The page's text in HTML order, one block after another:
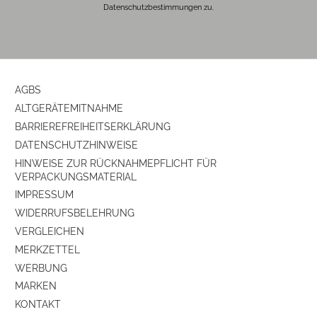
Datenschutzbestimmungen zu.
AGBS
ALTGERÄTEMITNAHME
BARRIEREFREIHEITSERKLÄRUNG
DATENSCHUTZHINWEISE
HINWEISE ZUR RÜCKNAHMEPFLICHT FÜR
VERPACKUNGSMATERIAL
IMPRESSUM
WIDERRUFSBELEHRUNG
VERGLEICHEN
MERKZETTEL
WERBUNG
MARKEN
KONTAKT